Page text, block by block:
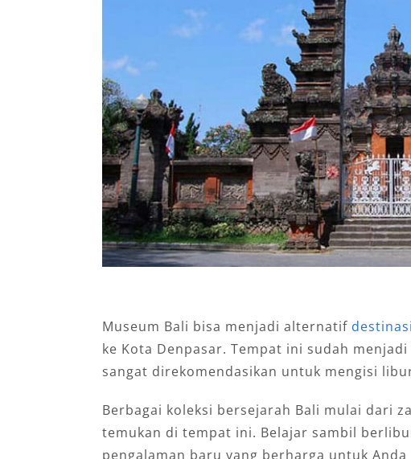
Museum Bali bisa menjadi alternatif destinasi
ke Kota Denpasar. Tempat ini sudah
sangat direkomendasikan untuk mengisi
Berbagai koleksi bersejarah Bali mulai dari
temukan di tempat ini. Belajar sambil
pengalaman baru yang berharga untuk Anda